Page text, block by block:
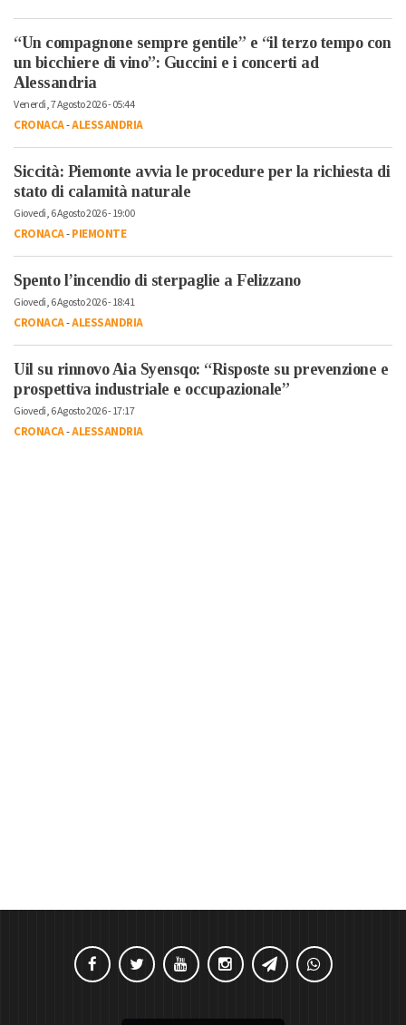
“Un compagnone sempre gentile” e “il terzo tempo con
un bicchiere di vino”: Guccini e i concerti ad
Alessandria
Venerdì, 7 Agosto 2026 - 05:44
CRONACA-ALESSANDRIA
Siccità: Piemonte avvia le procedure per la richiesta di
stato di calamità naturale
Giovedì, 6 Agosto 2026 - 19:00
CRONACA-PIEMONTE
Spento l’incendio di sterpaglie a Felizzano
Giovedì, 6 Agosto 2026 - 18:41
CRONACA-ALESSANDRIA
Uil su rinnovo Aia Syensqo: “Risposte su prevenzione e
prospettiva industriale e occupazionale”
Giovedì, 6 Agosto 2026 - 17:17
CRONACA-ALESSANDRIA